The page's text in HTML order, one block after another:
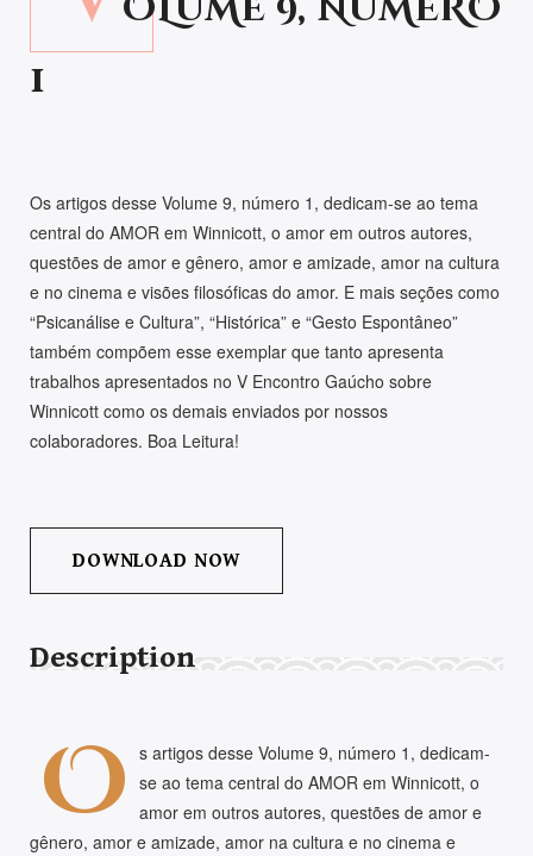
OLUME 9, NÚMERO
1
Os artigos desse Volume 9, número 1, dedicam-se ao tema
central do AMOR em Winnicott, o amor em outros autores,
questões de amor e gênero, amor e amizade, amor na cultura
e no cinema e visões filosóficas do amor. E mais seções como
“Psicanálise e Cultura”, “Histórica” e “Gesto Espontâneo”
também compõem esse exemplar que tanto apresenta
trabalhos apresentados no V Encontro Gaúcho sobre
Winnicott como os demais enviados por nossos
colaboradores. Boa Leitura!
DOWNLOAD NOW
Description
O s artigos desse Volume 9, número 1, dedicam-
se ao tema central do AMOR em Winnicott, o
amor em outros autores, questões de amor e
gênero, amor e amizade, amor na cultura e no cinema e